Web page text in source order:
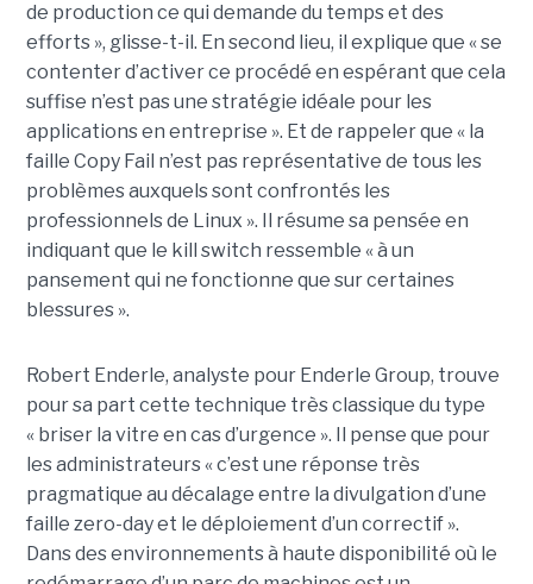
de production ce qui demande du temps et des
efforts », glisse-t-il. En second lieu, il explique que « se
contenter d’activer ce procédé en espérant que cela
suffise n’est pas une stratégie idéale pour les
applications en entreprise ». Et de rappeler que « la
faille Copy Fail n’est pas représentative de tous les
problèmes auxquels sont confrontés les
professionnels de Linux ». Il résume sa pensée en
indiquant que le kill switch ressemble « à un
pansement qui ne fonctionne que sur certaines
blessures ».
Robert Enderle, analyste pour Enderle Group, trouve
pour sa part cette technique très classique du type
« briser la vitre en cas d’urgence ». Il pense que pour
les administrateurs « c’est une réponse très
pragmatique au décalage entre la divulgation d’une
faille zero-day et le déploiement d’un correctif ».
Dans des environnements à haute disponibilité où le